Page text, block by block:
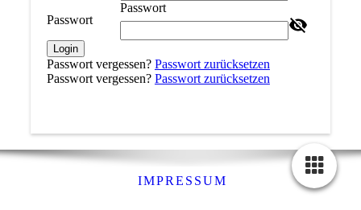
Passwort
Passwort
Login
Passwort vergessen? Passwort zurücksetzen
Passwort vergessen? Passwort zurücksetzen
IMPRESSUM